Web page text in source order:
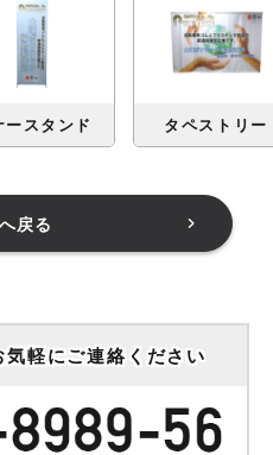
ースタンド タペストリー
戻る
軽にご連絡ください